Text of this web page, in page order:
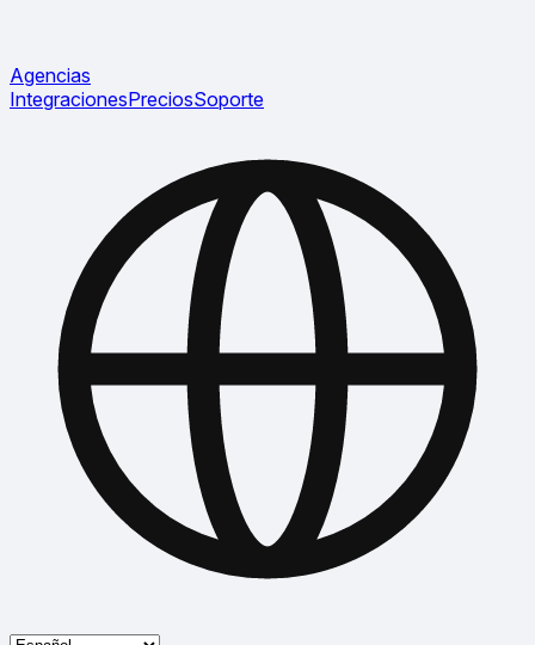
Agencias
IntegracionesPreciosSoporte